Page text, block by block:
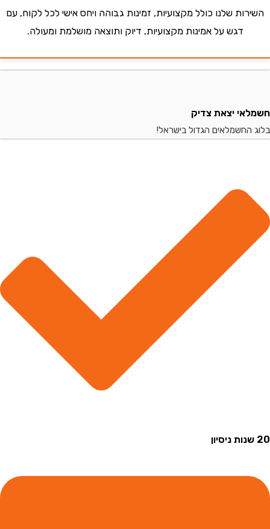
שלנו כולל מקצועיות, זמינות גבוהה ויחס אישי לכל לקוח, עם
דגש על אמינות מקצועיות, דיוק ותוצאה מושלמת ומעולה.
יצאת צדיק
הגדול בישראל!